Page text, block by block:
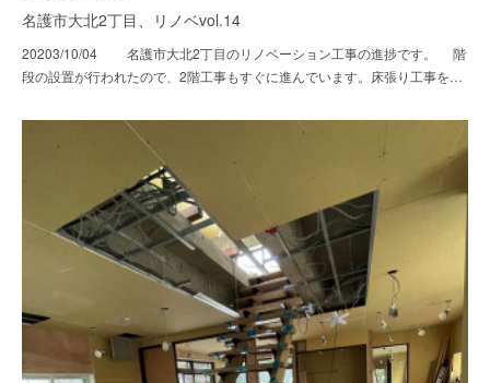
名護市大北2丁目、リノベvol.14
20203/10/04 名護市大北2丁目のリノベーション工事の進捗です。 階
段の設置が行われたので、2階工事もすぐに進んでいます。床張り工事を…